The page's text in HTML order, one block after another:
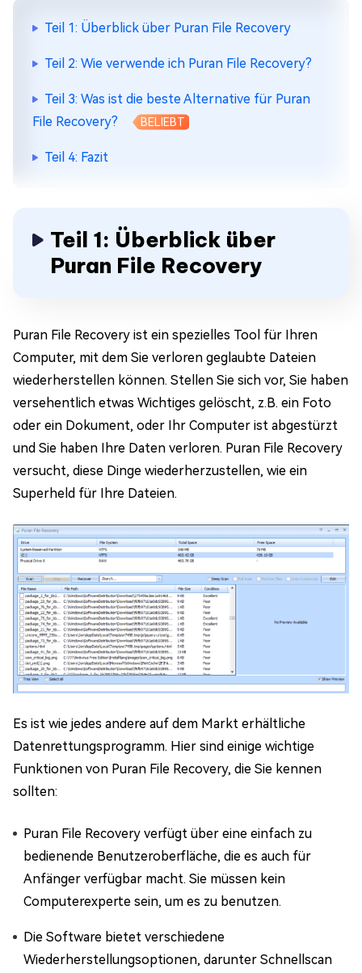
Teil 1: Überblick über Puran File Recovery
Teil 2: Wie verwende ich Puran File Recovery?
Teil 3: Was ist die beste Alternative für Puran
File Recovery?
BELIEBT
Teil 4: Fazit
Teil 1: Überblick über
Puran File Recovery
Puran File Recovery ist ein spezielles Tool für Ihren
Computer, mit dem Sie verloren geglaubte Dateien
wiederherstellen können. Stellen Sie sich vor, Sie haben
versehentlich etwas Wichtiges gelöscht, z.B. ein Foto
oder ein Dokument, oder Ihr Computer ist abgestürzt
und Sie haben Ihre Daten verloren. Puran File Recovery
versucht, diese Dinge wiederherzustellen, wie ein
Superheld für Ihre Dateien.
Es ist wie jedes andere auf dem Markt erhältliche
Datenrettungsprogramm. Hier sind einige wichtige
Funktionen von Puran File Recovery, die Sie kennen
sollten:
Puran File Recovery verfügt über eine einfach zu
bedienende Benutzeroberfläche, die es auch für
Anfänger verfügbar macht. Sie müssen kein
Computerexperte sein, um es zu benutzen.
Die Software bietet verschiedene
Wiederherstellungsoptionen, darunter Schnellscan